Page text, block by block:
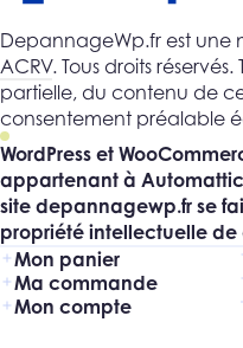
DepannageWp.fr est une
ACRV. Tous droits
partielle, du contenu de
consentement préalable
WordPress et
appartenant à Automattic
site depannagewp.fr se
propriété intellectuelle de
Mon panier
Ma commande
Mon compte